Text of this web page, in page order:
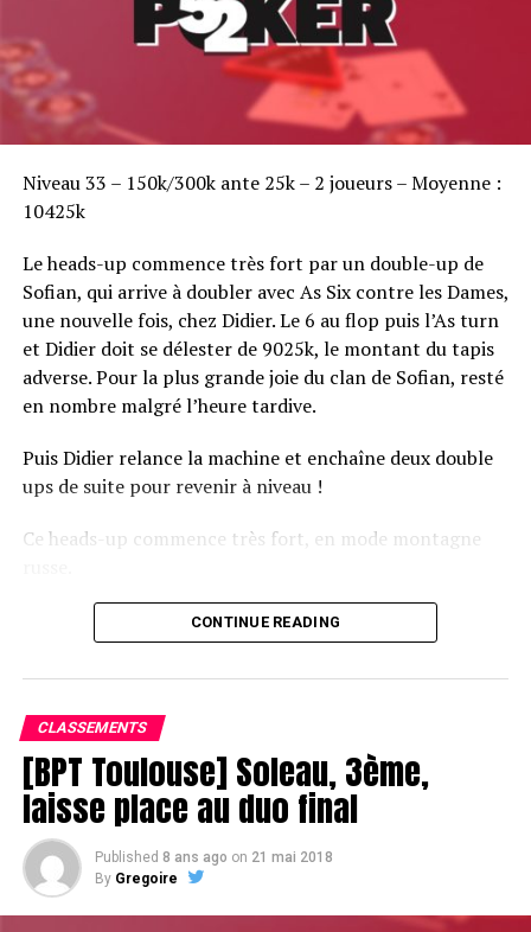
Niveau 33 – 150k/300k ante 25k – 2 joueurs – Moyenne :
10425k
Le heads-up commence très fort par un double-up de
Sofian, qui arrive à doubler avec As Six contre les Dames,
une nouvelle fois, chez Didier. Le 6 au flop puis l’As turn
et Didier doit se délester de 9025k, le montant du tapis
adverse. Pour la plus grande joie du clan de Sofian, resté
en nombre malgré l’heure tardive.
Puis Didier relance la machine et enchaîne deux double
ups de suite pour revenir à niveau !
Ce heads-up commence très fort, en mode montagne
Le champagne va réchauffer si les deux finalistes ne se décident pas !
CONTINUE READING
CLASSEMENTS
[BPT Toulouse] Soleau, 3ème,
laisse place au duo final
Published 8 ans ago on 21 mai 2018
By Gregoire